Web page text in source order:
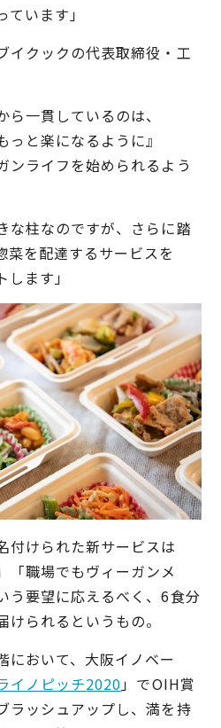
います」
イクックの代表取締役・工
ら一貫しているのは、
っと楽になるように』
ンライフを始められるよう
な柱なのですが、さらに踏
菜を配達するサービスを
ます」
付けられた新サービスは
「職場でもヴィーガンメ
う要望に応えるべく、6食分
られるというもの。
において、大阪イノベー
イノピッチ2020」でOIH賞
ラッシュアップし、満を持